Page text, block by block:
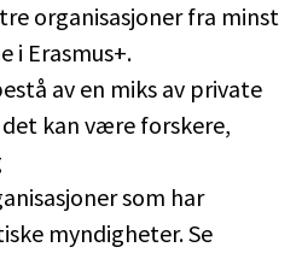
organisasjoner fra minst
i Erasmus+.
av en miks av private
kan være forskere,
som har
myndigheter. Se